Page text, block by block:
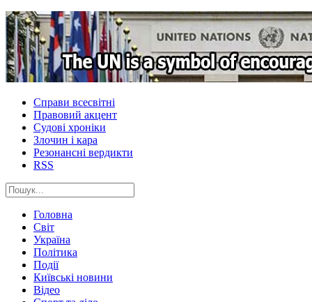
Справи всесвітні
Правовий акцент
Судові хроніки
Злочин і кара
Резонансні вердикти
RSS
Головна
Світ
Україна
Політика
Події
Київські новини
Відео